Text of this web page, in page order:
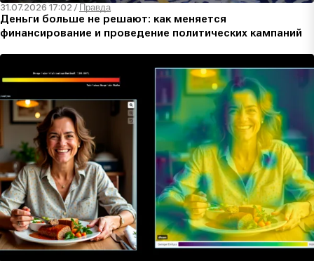
31.07.2026 17:02 / Правда
Деньги больше не решают: как меняется
финансирование и проведение политических кампаний